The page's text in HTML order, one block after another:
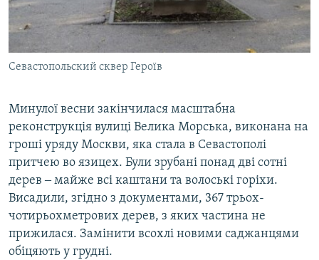
Севастопольский сквер Героїв
Минулої весни закінчилася масштабна
реконструкція вулиці Велика Морська, виконана на
гроші уряду Москви, яка стала в Севастополі
притчею во язицех. Були зрубані понад дві сотні
дерев ‒ майже всі каштани та волоські горіхи.
Висадили, згідно з документами, 367 трьох-
чотирьохметрових дерев, з яких частина не
прижилася. Замінити всохлі новими саджанцями
обіцяють у грудні.